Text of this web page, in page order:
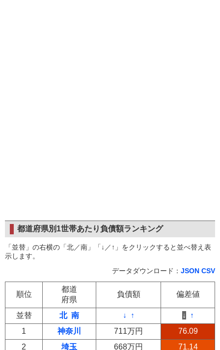
都道府県別1世帯あたり負債額ランキング
「並替」の右横の「北／南」「↓／↑」をクリックすると並べ替え表
示します。
データダウンロード： JSON CSV
順位
都道
府県
負債額 偏差値
並替 北 南 ↓ ↑ ↓
↑
1
神奈川 711万円
76.09
2
埼玉 668万円 71.14